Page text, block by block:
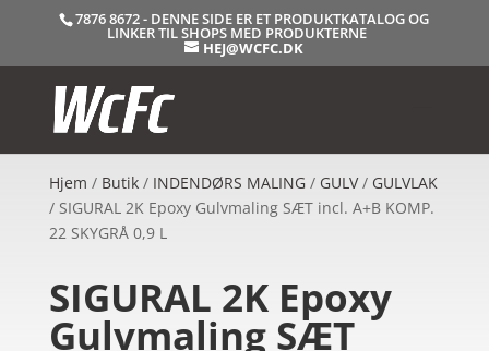
7876 8672 - DENNE SIDE ER ET PRODUKTKATALOG OG
LINKER TIL SHOPS MED PRODUKTERNE
HEJ@WCFC.DK
Hjem / Butik/ INDENDØRS MALING/ GULV/ GULVLAK
/ SIGURAL 2K Epoxy Gulvmaling SÆT incl. A+B KOMP.
22 SKYGRÅ 0,9 L
SIGURAL 2K Epoxy
Gulvmaling SÆT